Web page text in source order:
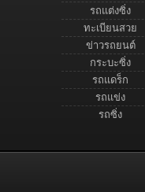
รถแต่งซิ่ง
ทะเบียนสวย
ข่าวรถยนต์
กระบะซิ่ง
รถแดร็ก
รถแข่ง
รถซิ่ง